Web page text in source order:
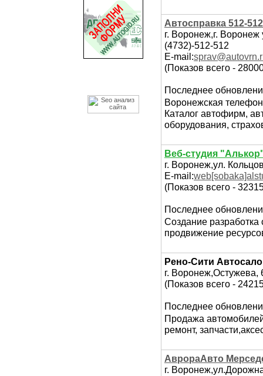
Автосправка 512-
г. Воронеж,г.
(4732)-512-512
E-mail:
(Показов всего -
Последнее
Воронежская
Каталог автофирм,
оборудования,
Веб-студия
г. Воронеж,ул.
E-mail:
(Показов всего -
Последнее
Создание разработка
продвижение
Рено-Сити
г. Воронеж,Остужева,
(Показов всего -
Последнее
Продажа
ремонт,
АврораАвто
г.